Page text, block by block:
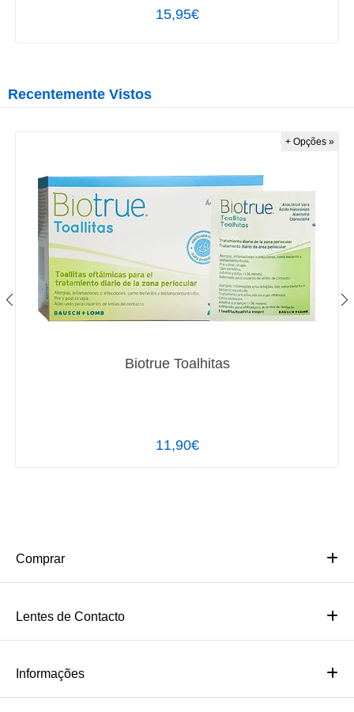
15,95€
Recentemente Vistos
Biotrue Toalhitas
11,90€
+ Opções »
Comprar
Lentes de Contacto
Informações